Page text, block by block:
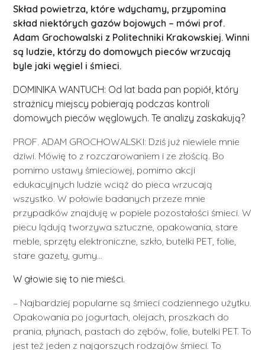
Skład powietrza, które wdychamy, przypomina
skład niektórych gazów bojowych – mówi prof.
Adam Grochowalski z Politechniki Krakowskiej. Winni
są ludzie, którzy do domowych pieców wrzucają
byle jaki węgiel i śmieci.
DOMINIKA WANTUCH: Od lat bada pan popiół, który
strażnicy miejscy pobierają podczas kontroli
domowych pieców węglowych. Te analizy zaskakują?
PROF. ADAM GROCHOWALSKI: Dziś już niewiele mnie
dziwi. Mówię to z rozczarowaniem i ze złością. Bo
pomimo ustawy śmieciowej, pomimo akcji
edukacyjnych ludzie wciąż do pieca wrzucają
wszystko. W połowie badanych przeze mnie
przypadków znajduję w popiele pozostałości śmieci. W
piecu lądują tworzywa sztuczne, opakowania, stare
meble, sprzęty elektroniczne, szkło, butelki PET, folie,
stare gazety, gumy…
W głowie się to nie mieści.
– Najbardziej popularne są śmieci codziennego użytku.
Opakowania po jogurtach, olejach, proszkach do
prania, płynach, pastach do zębów, folie, butelki PET. To
jest też jeden z najgorszych rodzajów śmieci. To